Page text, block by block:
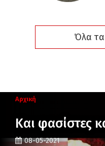
Όλα
Αρχική
Και φασίστες
08-05-2021